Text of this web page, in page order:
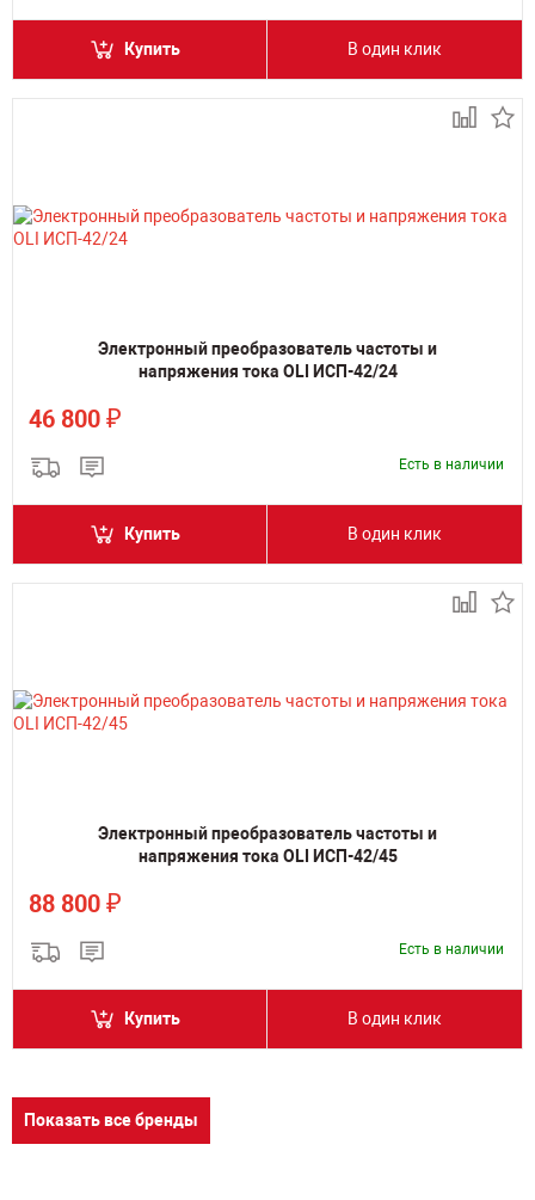
Купить В один клик
Электронный преобразователь частоты и
напряжения тока OLI ИСП-42/24
46 800 ₽
Есть в наличии
Купить В один клик
Электронный преобразователь частоты и
напряжения тока OLI ИСП-42/45
88 800 ₽
Есть в наличии
Купить В один клик
Показать все бренды